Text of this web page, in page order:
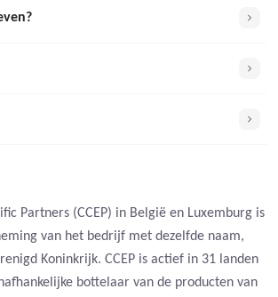
Partners (CCEP) in België en Luxemburg is
van het bedrijf met dezelfde naam,
Koninkrijk. CCEP is actief in 31 landen
bottelaar van de producten van